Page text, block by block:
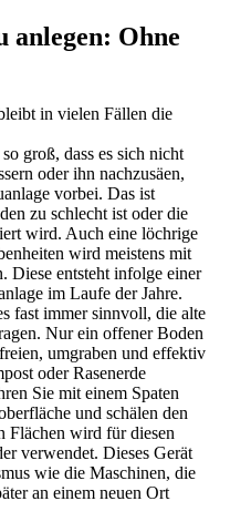
anlegen: Ohne
in vielen Fällen die
groß, dass es sich nicht
oder ihn nachzusäen,
vorbei. Das ist
zu schlecht ist oder die
wird. Auch eine löchrige
wird meistens mit
Diese entsteht infolge einer
im Laufe der Jahre.
fast immer sinnvoll, die alte
Nur ein offener Boden
umgraben und effektiv
oder Rasenerde
Sie mit einem Spaten
und schälen den
Flächen wird für diesen
verwendet. Dieses Gerät
wie die Maschinen, die
an einem neuen Ort